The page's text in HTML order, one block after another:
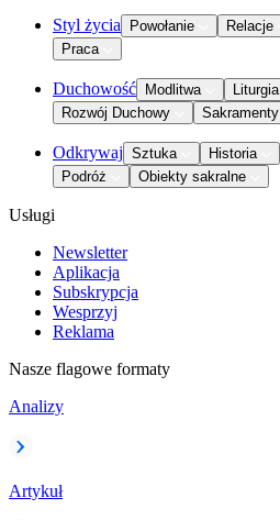
Styl życia Powołanie Relacje
Praca
Duchowość Modlitwa Liturgia
Rozwój Duchowy
Sakramenty
Odkrywaj Sztuka Historia
Podróż
Obiekty sakralne
Usługi
Newsletter
Aplikacja
Subskrypcja
Wesprzyj
Reklama
Nasze flagowe formaty
Analizy
Artykuł